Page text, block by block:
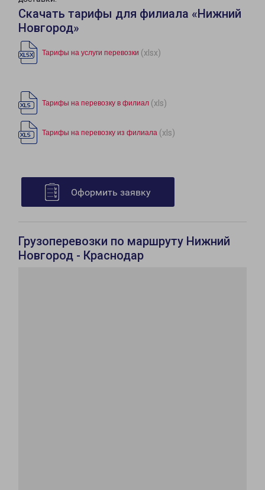
Скачать тарифы для филиала «Нижний
Новгород»
Тарифы на услуги перевозки (xlsx)
Тарифы на перевозку в филиал (xls)
Тарифы на перевозку из филиала (xls)
Оформить заявку
Грузоперевозки по маршруту Нижний
Новгород - Краснодар